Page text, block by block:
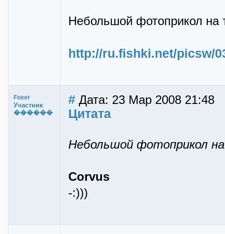
Небольшой фотоприкол на
http://ru.fishki.net/picsw/
Foxer
Участник
������
# Дата: 23 Мар 2008 21:48
Цитата
Небольшой фотоприкол
Corvus
-:)))